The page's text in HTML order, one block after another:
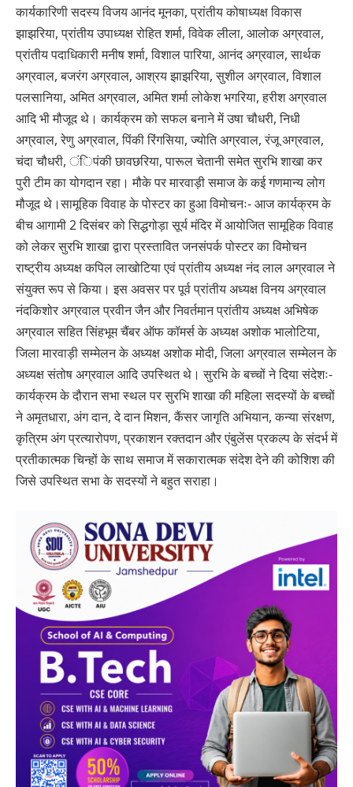
कार्यकारिणी सदस्य विजय आनंद मूनका, प्रांतीय कोषाध्यक्ष विकास
झाझरिया, प्रांतीय उपाध्यक्ष रोहित शर्मा, विवेक लीला, आलोक अग्रवाल,
प्रांतीय पदाधिकारी मनीष शर्मा, विशाल पारिया, आनंद अग्रवाल, सार्थक
अग्रवाल, बजरंग अग्रवाल, आश्रय झाझरिया, सुशील अग्रवाल, विशाल
पलसानिया, अमित अग्रवाल, अमित शर्मा लोकेश भगरिया, हरीश अग्रवाल
आदि भी मौजूद थे। कार्यक्रम को सफल बनाने में उषा चौधरी, निधी
अग्रवाल, रेणु अग्रवाल, पिंकी रिंगसिया, ज्योति अग्रवाल, रंजू अग्रवाल,
चंदा चौधरी, ंिपंकी छावछरिया, पारूल चेतानी समेत सुरभि शाखा कर
पुरी टीम का योगदान रहा। मौके पर मारवाड़ी समाज के कई गणमान्य लोग
मौजूद थे।सामूहिक विवाह के पोस्टर का हुआ विमोचनः- आज कार्यक्रम के
बीच आगामी 2 दिसंबर को सिद्धगोड़ा सूर्य मंदिर में आयोजित सामूहिक विवाह
को लेकर सुरभि शाखा द्वारा प्रस्तावित जनसंपर्क पोस्टर का विमोचन
राष्ट्रीय अध्यक्ष कपिल लाखोटिया एवं प्रांतीय अध्यक्ष नंद लाल अग्रवाल ने
संयुक्त रूप से किया। इस अवसर पर पूर्व प्रांतीय अध्यक्ष विनय अग्रवाल
नंदकिशोर अग्रवाल प्रवीन जैन और निवर्तमान प्रांतीय अध्यक्ष अभिषेक
अग्रवाल सहित सिंहभूम चैंबर ऑफ कॉमर्स के अध्यक्ष अशोक भालोटिया,
जिला मारवाड़ी सम्मेलन के अध्यक्ष अशोक मोदी, जिला अग्रवाल सम्मेलन के
अध्यक्ष संतोष अग्रवाल आदि उपस्थित थे। सुरभि के बच्चों ने दिया संदेशः-
कार्यक्रम के दौरान सभा स्थल पर सुरभि शाखा की महिला सदस्यों के बच्चों
ने अमृतधारा, अंग दान, दे दान मिशन, कैंसर जागृति अभियान, कन्या संरक्षण,
कृत्रिम अंग प्रत्यारोपण, प्रकाशन रक्तदान और एंबुलेंस प्रकल्प के संदर्भ में
प्रतीकात्मक चिन्हों के साथ समाज में सकारात्मक संदेश देने की कोशिश की
जिसे उपस्थित सभा के सदस्यों ने बहुत सराहा।